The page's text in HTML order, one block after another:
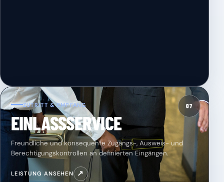
07
ZUTRITT & EMPFANG
EINLASSSERVICE
Freundliche und konsequente Zugangs-, Ausweis- und
Berechtigungskontrollen an definierten Eingängen.
LEISTUNG ANSEHEN ↗